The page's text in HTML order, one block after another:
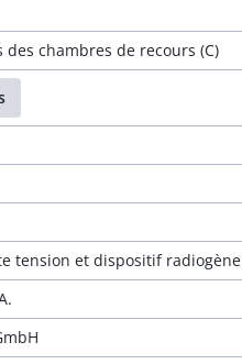
chambres de recours (C)
tension et dispositif radiogène